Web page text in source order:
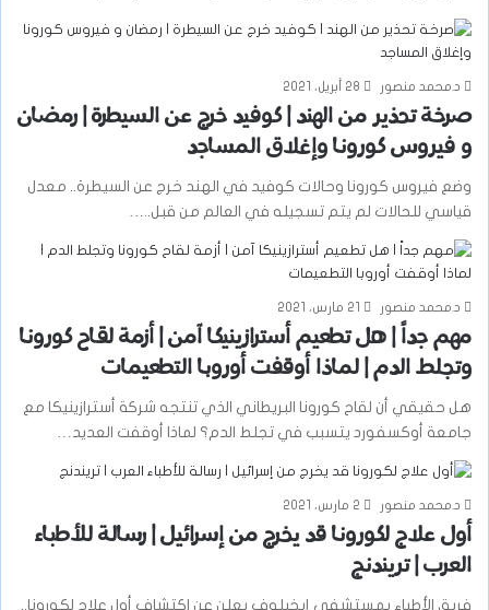
د.محمد منصور 28 أبريل، 2021
صرخة تحذير من الهند | كوفيد خرج عن السيطرة | رمضان
و فيروس كورونا وإغلاق المساجد
وضع فيروس كورونا وحالات كوفيد في الهند خرج عن السيطرة.. معدل
قياسي للحالات لم يتم تسجيله في العالم من قبل..…
د.محمد منصور 21 مارس، 2021
مهم جداً | هل تطعيم أسترازينيكا آمن | أزمة لقاح كورونا
وتجلط الدم | لماذا أوقفت أوروبا التطعيمات
هل حقيقي أن لقاح كورونا البريطاني الذي تنتجه شركة أسترازينيكا مع
جامعة أوكسفورد يتسبب في تجلط الدم؟ لماذا أوقفت العديد…
د.محمد منصور 2 مارس، 2021
أول علاج لكورونا قد يخرج من إسرائيل | رسالة للأطباء
العرب | تريندنج
فريق الأطباء بمستشفى إيخيلوف يعلن عن اكتشاف أول علاج لكورونا..